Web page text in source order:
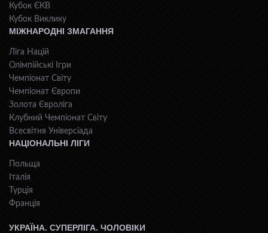
Кубок ЄКВ
Кубок Виклику
МІЖНАРОДНІ ЗМАГАННЯ
Ліга Націй
Олімпійські Ігри
Чемпіонат Світу
Чемпіонат Європи
Золота Євроліга
Клубний Чемпіонат Світу
Всесвiтня Унiверсiaда
НАЦІОНАЛЬНІ ЛІГИ
Польща
Італія
Турція
Франція
УКРАЇНА. СУПЕРЛІГА. ЧОЛОВІКИ